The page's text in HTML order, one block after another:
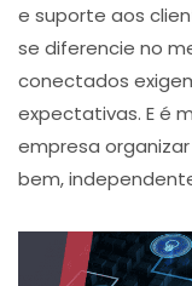
e suporte aos
se diferencie no
conectados
expectativas. E é
empresa
bem,